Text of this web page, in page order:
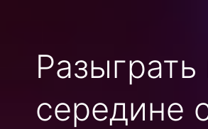
середине